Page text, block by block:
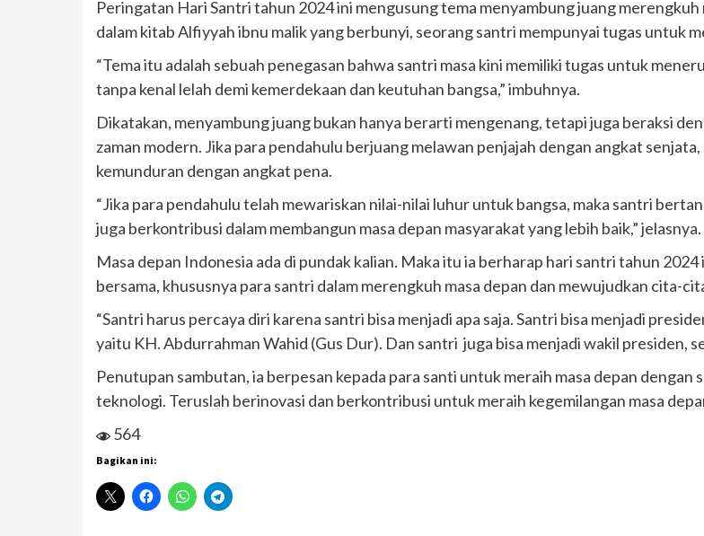
Peringatan Hari Santri tahun 2024 ini mengusung tema menyambung juang
dalam kitab Alfiyyah ibnu malik yang berbunyi, seorang santri mempunyai tugas untuk
“Tema itu adalah sebuah penegasan bahwa santri masa kini memiliki tugas untuk
tanpa kenal lelah demi kemerdekaan dan keutuhan bangsa,” imbuhnya.
Dikatakan, menyambung juang bukan hanya berarti mengenang, tetapi juga beraksi
zaman modern. Jika para pendahulu berjuang melawan penjajah dengan angkat
kemunduran dengan angkat pena.
“Jika para pendahulu telah mewariskan nilai-nilai luhur untuk bangsa, maka santri
juga berkontribusi dalam membangun masa depan masyarakat yang lebih baik,” jelasnya.
Masa depan Indonesia ada di pundak kalian. Maka itu ia berharap hari santri tahun
bersama, khususnya para santri dalam merengkuh masa depan dan mewujudkan cita-
“Santri harus percaya diri karena santri bisa menjadi apa saja. Santri bisa menjadi
yaitu KH. Abdurrahman Wahid (Gus Dur). Dan santri juga bisa menjadi wakil presiden,
Penutupan sambutan, ia berpesan kepada para santi untuk meraih masa depan
teknologi. Teruslah berinovasi dan berkontribusi untuk meraih kegemilangan masa
564
Bagikan ini: